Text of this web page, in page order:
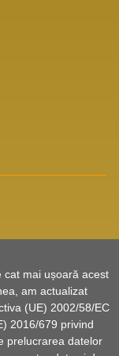
cat mai ușoară acest
am actualizat
(UE) 2002/58/EC
2016/679 privind
prelucrarea datelor